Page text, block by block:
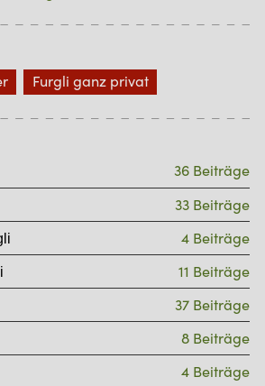
Furgli ganz privat
36 Beiträge
33 Beiträge
4 Beiträge
11 Beiträge
37 Beiträge
8 Beiträge
4 Beiträge